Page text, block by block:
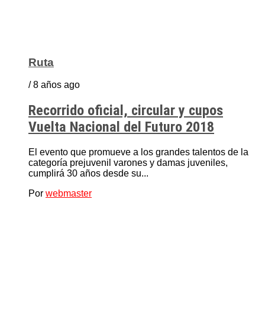
Ruta
/ 8 años ago
Recorrido oficial, circular y cupos
Vuelta Nacional del Futuro 2018
El evento que promueve a los grandes talentos de la
categoría prejuvenil varones y damas juveniles,
cumplirá 30 años desde su...
Por webmaster